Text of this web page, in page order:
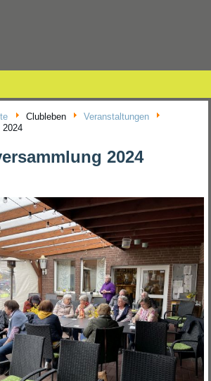
Clubleben
Veranstaltungen
2024
2024